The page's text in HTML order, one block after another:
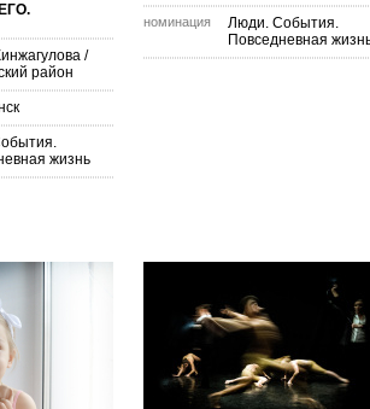
/
район
жизнь
номинация
Люди. События.
Повседневная